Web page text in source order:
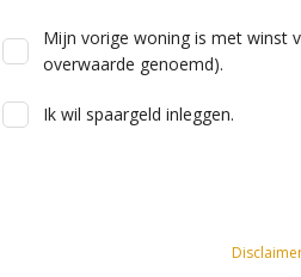
Mijn vorige woning is met winst
overwaarde genoemd).
Ik wil spaargeld inleggen.